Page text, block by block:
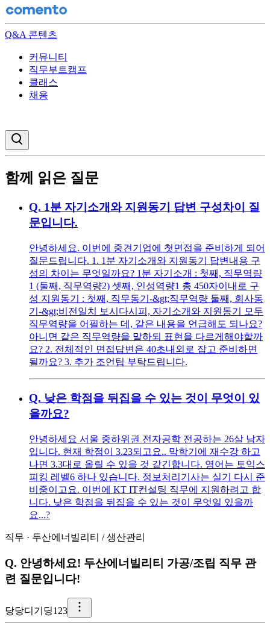
Q&A 콘텐츠
커뮤니티
직무부트캠프
클래스
채용
함께 읽은 질문
Q. 1분 자기소개와 지원동기 답변 구성차이 질
문입니다.
안녕하세요. 이번에 중견기업에 첫면접을 준비하게 되어
질문드립니다. 1. 1분 자기소개와 지원동기 답변내용 구
성의 차이는 무엇일까요? 1분 자기소개 : 첫째, 직무역량
1 (둘째, 직무역량2) 셋째, 인성역량1 총 450자이내로 구
성 지원동기 : 첫째, 직무동기-&gt;직무역량 둘째, 회사동
기-&gt;비전일치 보시다시피, 자기소개와 지원동기 모두
직무역량을 어필하는 데, 같은 내용을 언급해도 되나요?
아니면 같은 직무역량을 말하되 표현을 다르게해야할까
요? 2. 전체적인 면접답변은 40초내외로 잡고 준비하면
될까요? 3. 추가 조언팁 부탁드립니다.
Q. 낮은 학점을 뒤집을 수 있는 것이 무엇이 있
을까요?
안녕하세요 서울 중하위권 전자공학 전공하는 26살 남자
입니다. 현재 학점이 3.23되고요.. 막학기에 재수강 하고
나면 3.3대로 올릴 수 있을 것 같긴합니다. 영어는 토익스
피킹 레벨6 하나 있습니다. 정보처리기사는 실기 다시 준
비중이고요. 이번에 KT IT컨설팅 직무에 지원하려고 합
니다. 낮은 학점을 뒤집을 수 있는 것이 무엇일 있을까
요...?
직무 · 두산에너빌리티 /생산관리
Q. 안녕하세요! 두산에너빌리티 가공/조립 직무 관
련 질문입니다!
당당디기딩123